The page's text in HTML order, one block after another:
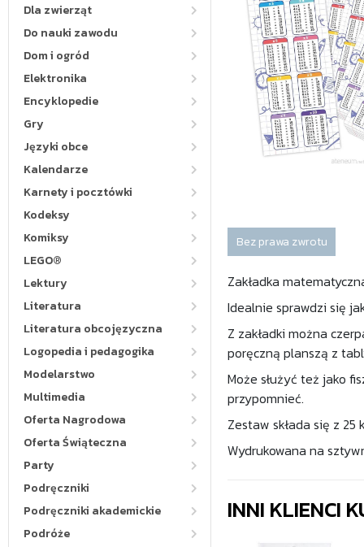
Dla zwierząt
Do nauki zawodu
Dom i ogród
Elektronika
Encyklopedie
Gry
Języki obce
Kalendarze
Karnety i pocztówki
Kodeksy
Komiksy
LEGO®
Lektury
Literatura
Literatura obcojęzyczna
Logopedia i pedagogika
Modelarstwo
Multimedia
Oferta Nagrodowa
Oferta Świąteczna
Party
Podręczniki
Podręczniki akademickie
Podróże
Bez prawa zwrotu
Zakładka
Idealnie sprawdzi się
Z zakładki można
poręczną planszą z
Może służyć też jako
przypomnieć.
Zestaw składa się z
Wydrukowana na
INNI KLIENCI